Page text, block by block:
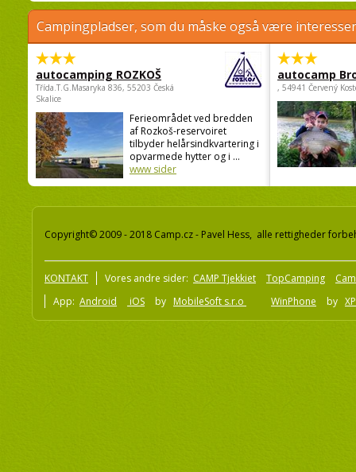
Campingpladser, som du måske også være
autocamping ROZKOŠ
Třída.T.G.Masaryka 836, 55203 Česká
Skalice
Ferieområdet ved bredden
af Rozkoš-reservoiret
tilbyder helårsindkvartering i
opvarmede hytter og i ...
www sider
autocamp
, 54941 Červený
Copyright© 2009 - 2018 Camp.cz - Pavel Hess, alle rettigheder
KONTAKT Vores andre sider: CAMP Tjekkiet TopCamping
App: Android iOS by MobileSoft s.r.o WinPhone by